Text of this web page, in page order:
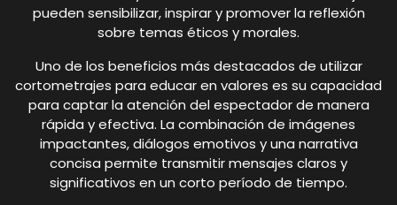
pueden sensibilizar, inspirar y promover la reflexión
sobre temas éticos y morales.
Uno de los beneficios más destacados de utilizar
cortometrajes para educar en valores es su capacidad
para captar la atención del espectador de manera
rápida y efectiva. La combinación de imágenes
impactantes, diálogos emotivos y una narrativa
concisa permite transmitir mensajes claros y
significativos en un corto período de tiempo.